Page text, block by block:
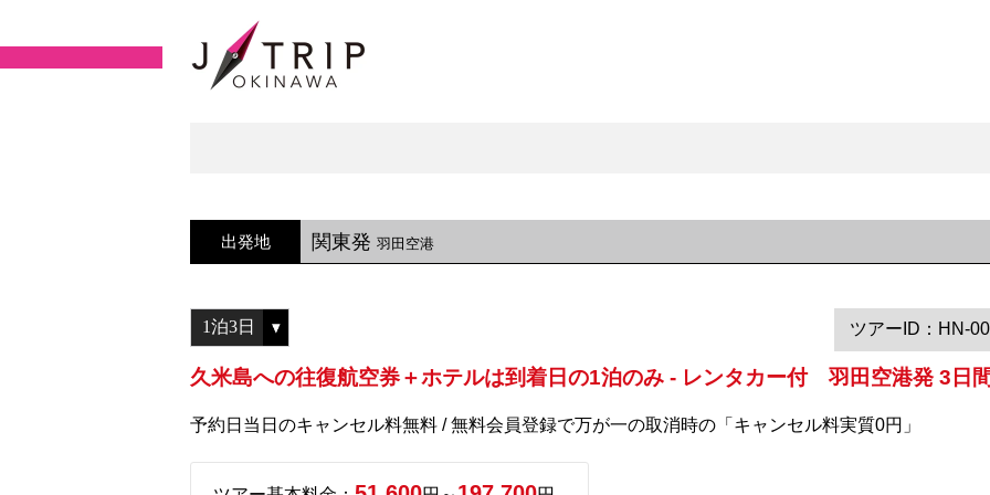
出発地 関東発 羽田空港
ツアーID：HN-
久米島への往復航空券＋ホテルは到着日の1泊のみ - レンタカー付 羽田空港発 3日
予約日当日のキャンセル料無料 / 無料会員登録で万が一の取消時の「キャンセル料実質0円」